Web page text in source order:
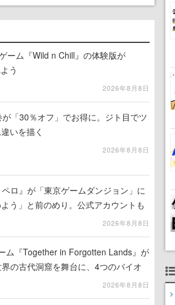
ーム『Wild n Chill』の体験版が
う
2026年8月8日
「30％オフ」でお得に。ジト目でツ
いを描く
2026年8月8日
ロ』が「東京ゲームダンジョン」に
う」と前のめり。公式アカウントも
2026年8月8日
ム『Together in Forgotten Lands』が
の古代洞窟を舞台に、4つのバイオ
2026年8月8日